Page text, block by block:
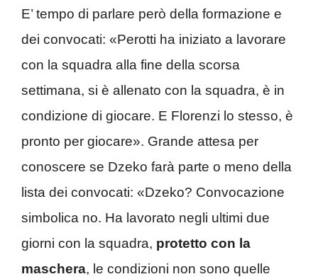
E’ tempo di parlare però della formazione e
dei convocati: «Perotti ha iniziato a lavorare
con la squadra alla fine della scorsa
settimana, si è allenato con la squadra, è in
condizione di giocare. E Florenzi lo stesso, è
pronto per giocare». Grande attesa per
conoscere se Dzeko farà parte o meno della
lista dei convocati: «Dzeko? Convocazione
simbolica no. Ha lavorato negli ultimi due
giorni con la squadra, protetto con la
maschera, le condizioni non sono quelle